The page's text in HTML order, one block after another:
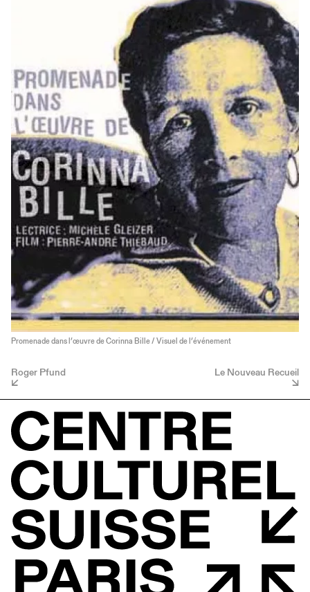
Promenade dans l’œuvre de Corinna Bille / Visuel de l’événement
Roger Pfund Le Nouveau Recueil